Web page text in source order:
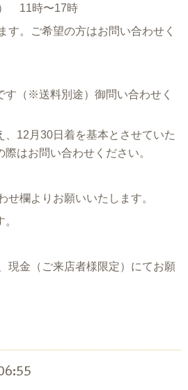
11時〜17時
す。ご希望の方はお問い合わせく
す（※送料別途）御問い合わせく
、12月30日着を基本とさせていた
はお問い合わせください。
せ欄よりお願いいたします。
現金（ご来店者様限定）にてお願